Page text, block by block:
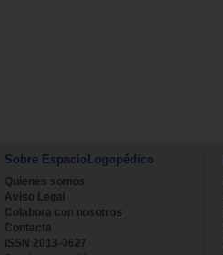
Sobre EspacioLogopédico
Quienes somos
Aviso Legal
Colabora con nosotros
Contacta
ISSN 2013-0627